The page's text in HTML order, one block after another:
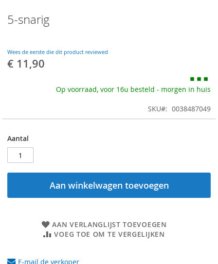
5-snarig
Wees de eerste die dit product reviewed
€ 11,90
Op voorraad, voor 16u besteld - morgen in huis
SKU 0038487049
Aantal
Aan winkelwagen toevoegen
AAN VERLANGLIJST TOEVOEGEN
VOEG TOE OM TE VERGELIJKEN
E-mail de verkoper
the